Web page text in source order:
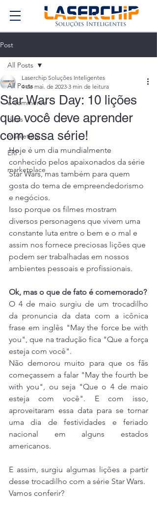
Post
All Posts
e-commerce
dicas
marketing
ERP
marketplace
All Posts
Star Wars Day: 10 lições
que você deve aprender
com essa série!
Laserchip Soluções Inteligentes
4 de mai. de 2023 3 min de leitura
Hoje é um dia mundialmente
conhecido pelos apaixonados da série
Star Wars, mas também para quem
gosta do tema de empreendedorismo
e negócios.
Isso porque os filmes mostram
diversos personagens que vivem uma
constante luta entre o bem e o mal e
assim nos fornece preciosas lições que
podem ser trabalhadas em nossos
ambientes pessoais e profissionais.
Ok, mas o que de fato é comemorado?
O 4 de maio surgiu de um trocadilho
da pronuncia da data com a icônica
frase em inglês "May the force be with
you", que na tradução fica "Que a força
esteja com você".
Não demorou muito para que os fãs
começassem a falar "May the fourth be
with you", ou seja "Que o 4 de maio
esteja com você". E com isso,
aproveitaram essa data para se tornar
uma dia de festividades e feriado
nacional em alguns estados
americanos.
E assim, surgiu algumas lições a partir
desse trocadilho com a série Star Wars.
Vamos conferir?